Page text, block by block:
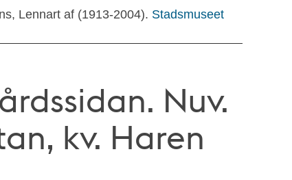
Lennart af (1913-2004). Stadsmuseet
Nuv.
kv. Haren